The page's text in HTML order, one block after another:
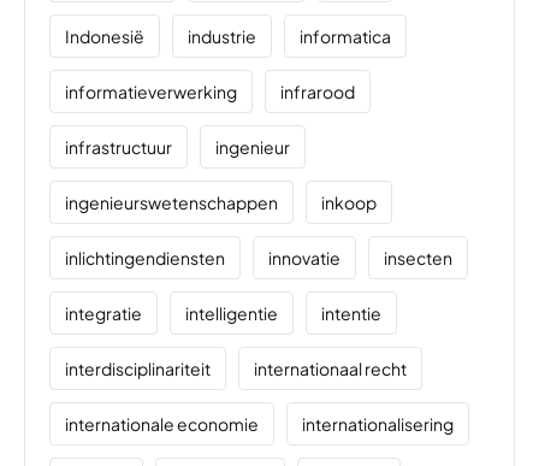
Indonesië industrie informatica
informatieverwerking infrarood
infrastructuur ingenieur
ingenieurswetenschappen inkoop
inlichtingendiensten innovatie insecten
integratie intelligentie intentie
interdisciplinariteit internationaal recht
internationale economie internationalisering